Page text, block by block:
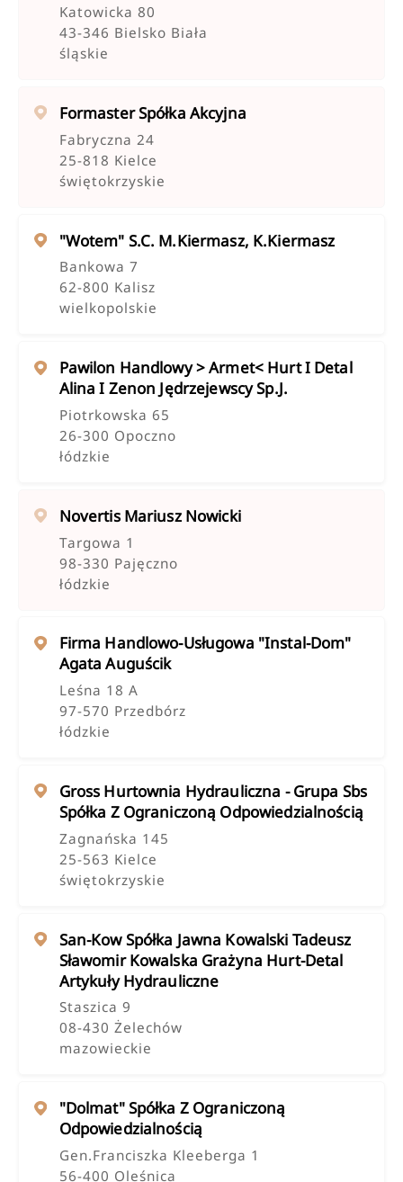
Katowicka 80
43-346 Bielsko Biała
śląskie
Formaster Spółka Akcyjna
Fabryczna 24
25-818 Kielce
świętokrzyskie
"wotem" S.c. M.kiermasz, K.kiermasz
Bankowa 7
62-800 Kalisz
wielkopolskie
Pawilon Handlowy > Armet< Hurt I Detal
Alina I Zenon Jędrzejewscy Sp.j.
Piotrkowska 65
26-300 Opoczno
łódzkie
Novertis Mariusz Nowicki
Targowa 1
98-330 Pajęczno
łódzkie
Firma Handlowo-Usługowa "instal-Dom"
Agata Auguścik
Leśna 18 A
97-570 Przedbórz
łódzkie
Gross Hurtownia Hydrauliczna - Grupa Sbs
Spółka Z Ograniczoną Odpowiedzialnością
Zagnańska 145
25-563 Kielce
świętokrzyskie
San-Kow Spółka Jawna Kowalski Tadeusz
Sławomir Kowalska Grażyna Hurt-Detal
Artykuły Hydrauliczne
Staszica 9
08-430 Żelechów
mazowieckie
"dolmat" Spółka Z Ograniczoną
Odpowiedzialnością
Gen.franciszka Kleeberga 1
56-400 Oleśnica